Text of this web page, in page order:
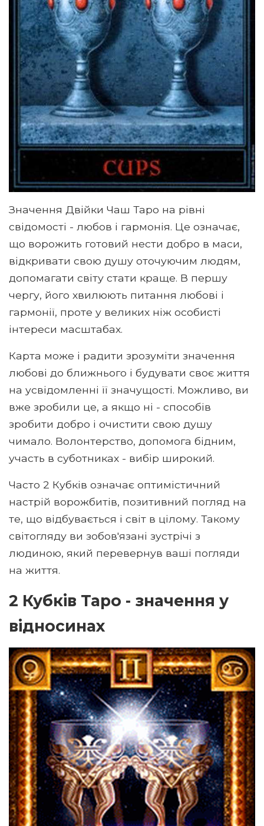
Значення Двійки Чаш Таро на рівні
свідомості - любов і гармонія. Це означає,
що ворожить готовий нести добро в маси,
відкривати свою душу оточуючим людям,
допомагати світу стати краще. В першу
чергу, його хвилюють питання любові і
гармонії, проте у великих ніж особисті
інтереси масштабах.
Карта може і радити зрозуміти значення
любові до ближнього і будувати своє життя
на усвідомленні її значущості. Можливо, ви
вже зробили це, а якщо ні - способів
зробити добро і очистити свою душу
чимало. Волонтерство, допомога бідним,
участь в суботниках - вибір широкий.
Часто 2 Кубків означає оптимістичний
настрій ворожбитів, позитивний погляд на
те, що відбувається і світ в цілому. Такому
світогляду ви зобов'язані зустрічі з
людиною, який перевернув ваші погляди
на життя.
2 Кубків Таро - значення у
відносинах